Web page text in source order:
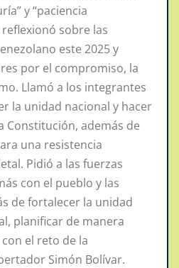
y “paciencia
sobre las
este 2025 y
por el compromiso, la
Llamó a los integrantes
la unidad nacional y hacer
Constitución, además de
una resistencia
Pidió a las fuerzas
con el pueblo y las
de fortalecer la unidad
planificar de manera
el reto de la
Simón Bolívar.